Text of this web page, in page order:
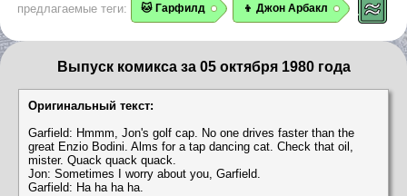
предлагаемые теги: 🐱 Гарфилд 👦 Джон Арбакл
Выпуск комикса за 05 октября 1980 года
Оригинальный текст:
Garfield: Hmmm, Jon's golf cap. No one drives faster than the
great Enzio Bodini. Alms for a tap dancing cat. Check that oil,
mister. Quack quack quack.
Jon: Sometimes I worry about you, Garfield.
Garfield: Ha ha ha ha.